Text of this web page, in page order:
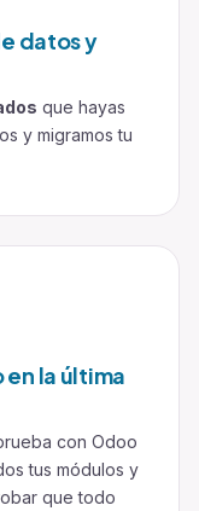
datos y
que hayas
y migramos tu
en la última
con Odoo
tus módulos y
que todo